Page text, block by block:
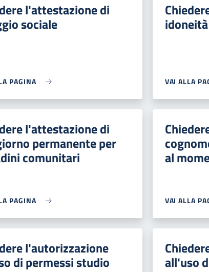
l'attestazione di
sociale
PAGINA VAI ALLA
l'attestazione di
permanente per
comunitari
PAGINA
al
VAI ALLA
l'autorizzazione
di permessi studio all'uso